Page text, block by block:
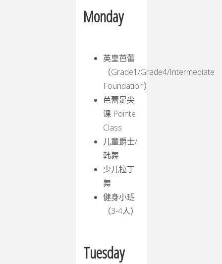
Monday
英皇芭蕾
（Grade1/Grade4/Intermediate
Foundation）
芭蕾足尖
课 Pointe
Class
儿童爵士/
韩舞
少儿拉丁
舞
健身小班
（3-4人）
Tuesday